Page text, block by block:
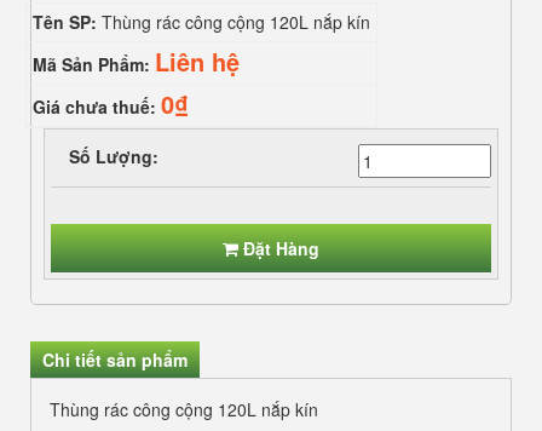
Tên SP: Thùng rác công cộng 120L nắp kín
Mã Sản Phẩm: Liên hệ
Giá chưa thuế: 0₫
Số Lượng:
Đặt Hàng
Chi tiết sản phẩm
Thùng rác công cộng 120L nắp kín